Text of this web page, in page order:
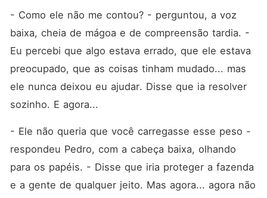
- Como ele não me contou? - perguntou, a voz
baixa, cheia de mágoa e de compreensão tardia. -
Eu percebi que algo estava errado, que ele estava
preocupado, que as coisas tinham mudado... mas
ele nunca deixou eu ajudar. Disse que ia resolver
sozinho. E agora...
- Ele não queria que você carregasse esse peso -
respondeu Pedro, com a cabeça baixa, olhando
para os papéis. - Disse que iria proteger a fazenda
e a gente de qualquer jeito. Mas agora... agora não